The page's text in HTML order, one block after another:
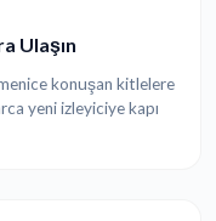
Ulaşın
konuşan kitlelere
yeni izleyiciye kapı